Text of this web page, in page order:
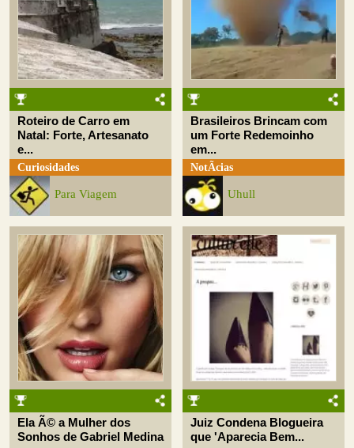
Roteiro de Carro em
Natal: Forte, Artesanato
e...
Curiosidades
Para Viagem
Brasileiros Brincam com
um Forte Redemoinho
em...
NotÃ­cias
Uhull
Ela Ã© a Mulher dos
Sonhos de Gabriel Medina
Juiz Condena Blogueira
que 'Aparecia Bem...